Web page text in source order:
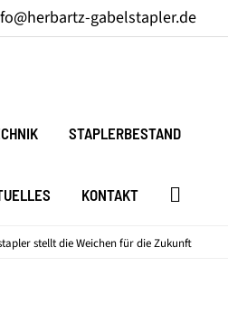
gabelstapler.de
STAPLERBESTAND
KONTAKT
stellt die Weichen für die Zukunft